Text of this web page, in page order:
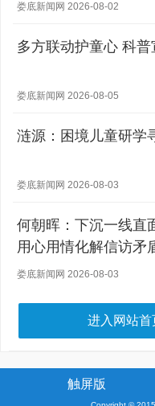
娄底新闻网 2026-08-02
多方联动护童心 科普
娄底新闻网 2026-08-05
涟源：困境儿童研学
娄底新闻网 2026-08-03
何朝晖：下沉一线直
用心用情化解信访矛
娄底新闻网 2026-08-03
进入网站
触屏版